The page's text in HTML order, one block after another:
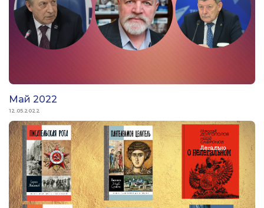
Май 2022
12.05.2022